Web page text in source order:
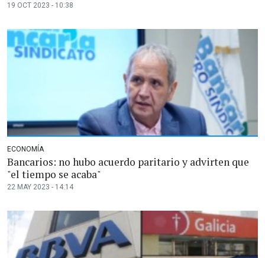
19 OCT 2023 - 10:38
ECONOMÍA
Bancarios: no hubo acuerdo paritario y advirten que
"el tiempo se acaba"
22 MAY 2023 - 14:14